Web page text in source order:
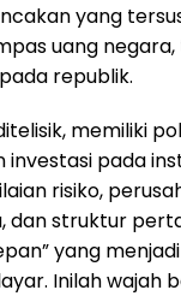
yang
uang
republik.
memiliki
investasi pada
risiko,
dan struktur
yang
Inilah wajah